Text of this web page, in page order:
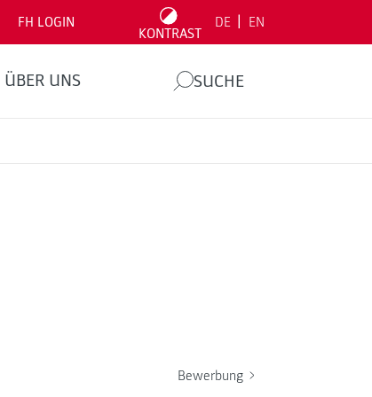
FH LOGIN
KONTRAST
DE EN
ÜBER UNS SUCHE
Bewerbung